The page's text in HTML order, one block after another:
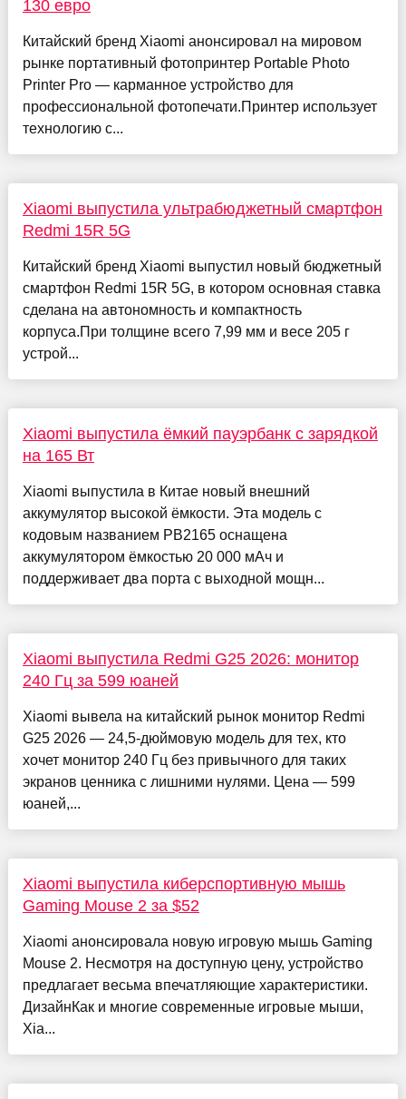
130 евро
Китайский бренд Xiaomi анонсировал на мировом
рынке портативный фотопринтер Portable Photo
Printer Pro — карманное устройство для
профессиональной фотопечати.Принтер использует
технологию с...
Xiaomi выпустила ультрабюджетный смартфон
Redmi 15R 5G
Китайский бренд Xiaomi выпустил новый бюджетный
смартфон Redmi 15R 5G, в котором основная ставка
сделана на автономность и компактность
корпуса.При толщине всего 7,99 мм и весе 205 г
устрой...
Xiaomi выпустила ёмкий пауэрбанк с зарядкой
на 165 Вт
Xiaomi выпустила в Китае новый внешний
аккумулятор высокой ёмкости. Эта модель с
кодовым названием PB2165 оснащена
аккумулятором ёмкостью 20 000 мАч и
поддерживает два порта с выходной мощн...
Xiaomi выпустила Redmi G25 2026: монитор
240 Гц за 599 юаней
Xiaomi вывела на китайский рынок монитор Redmi
G25 2026 — 24,5-дюймовую модель для тех, кто
хочет монитор 240 Гц без привычного для таких
экранов ценника с лишними нулями. Цена — 599
юаней,...
Xiaomi выпустила киберспортивную мышь
Gaming Mouse 2 за $52
Xiaomi анонсировала новую игровую мышь Gaming
Mouse 2. Несмотря на доступную цену, устройство
предлагает весьма впечатляющие характеристики.
ДизайнКак и многие современные игровые мыши,
Xia...